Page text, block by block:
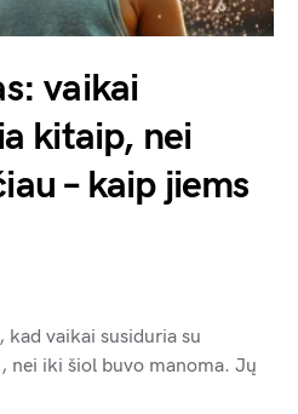
vaikai
kitaip, nei
– kaip jiems
vaikai susiduria su
nei iki šiol buvo manoma. Jų